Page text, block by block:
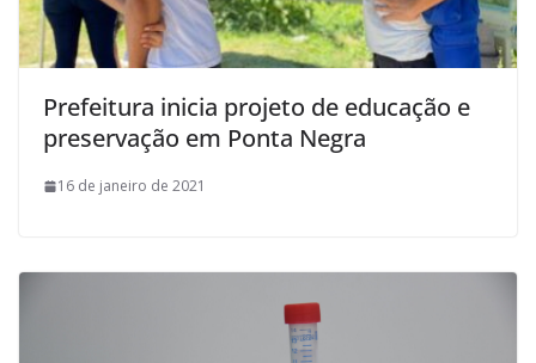
Prefeitura inicia projeto de educação e
preservação em Ponta Negra
16 de janeiro de 2021